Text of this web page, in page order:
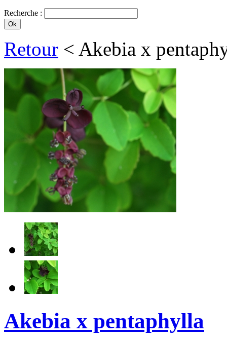
Recherche :
Retour < Akebia x
Akebia x pentaphylla